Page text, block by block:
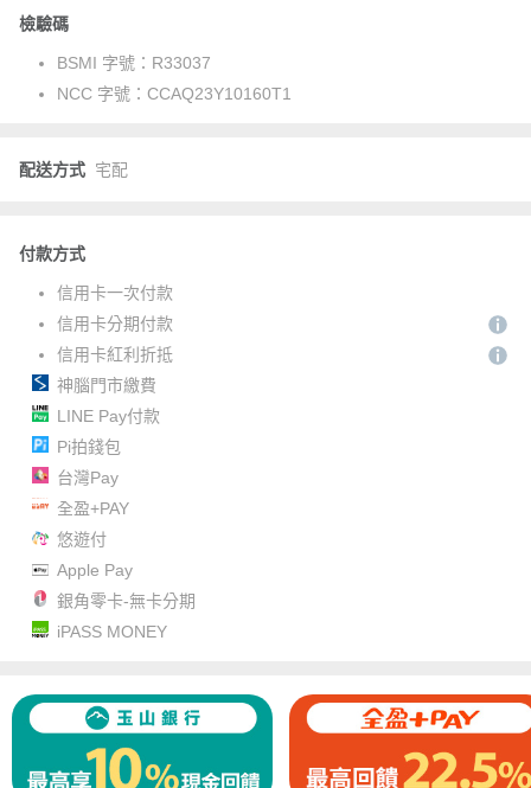
檢驗碼
BSMI 字號： R33037
NCC 字號： CCAQ23Y10160T1
配送方式 宅配
付款方式
信用卡一次付款
信用卡分期付款
信用卡紅利折抵
神腦門市繳費
LINE Pay付款
Pi拍錢包
台灣Pay
全盈+PAY
悠遊付
Apple Pay
銀角零卡-無卡分期
iPASS MONEY